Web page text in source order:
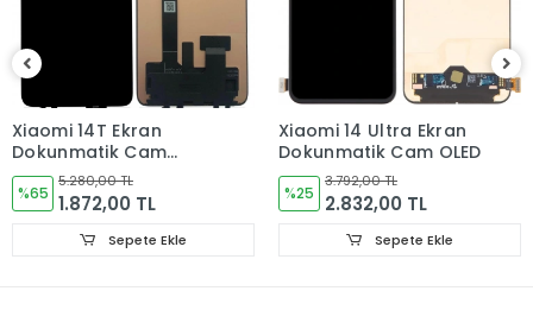
ÜRÜN TESLİMATI
Tüm cep telefonu yedek parça siparişleriniz hafta içi saat
15:30’ a kadar, Cumartesi ise saat 11:00’e kadar AYNI GÜN
kargoya verilir.
Pazar ve resmi tatillerde verdiğiniz siparişler bir sonraki iş
günü içerisinde kargoya verilir.
ÜRÜN GÖNDERİMİ
Ürünler paketleme aşamasında kontrol edilmektedir.
Xiaomi 14T Ekran
Dokunmatik Cam
ORJINAL
%65
5.280,00 TL
1.872,00 TL
Sepete Ekle
Xiaomi 14 Ultra Ekran
Dokunmatik Cam OLED
%25
3.792,00 TL
2.832,00 TL
Sepete Ekle